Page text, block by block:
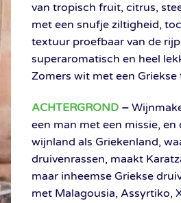
van tropisch fruit, citrus,
met een snufje ziltigheid,
textuur proefbaar van de
superaromatisch en heel
Zomers wit met een Griekse
ACHTERGROND –
een man met een missie,
wijnland als Griekenland,
druivenrassen, maakt
maar inheemse Griekse
met Malagousia, Assyrtiko,